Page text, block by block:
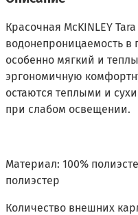
Красочная McKINLEY
водонепроницаемость
особенно мягкий и
эргономичную
остаются теплыми и
при слабом освещении.
Материал: 100%
полиэстер
Количество внешних